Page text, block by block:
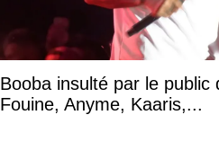
Booba insulté par le
Fouine, Anyme, Kaaris,...